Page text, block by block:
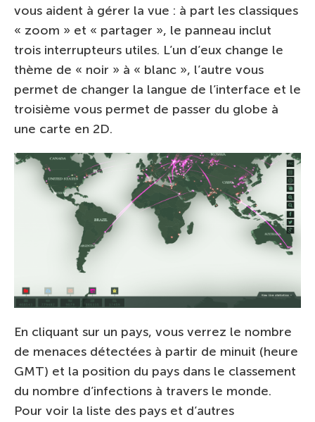
vous aident à gérer la vue : à part les classiques
« zoom » et « partager », le panneau inclut
trois interrupteurs utiles. L’un d’eux change le
thème de « noir » à « blanc », l’autre vous
permet de changer la langue de l’interface et le
troisième vous permet de passer du globe à
une carte en 2D.
En cliquant sur un pays, vous verrez le nombre
de menaces détectées à partir de minuit (heure
GMT) et la position du pays dans le classement
du nombre d’infections à travers le monde.
Pour voir la liste des pays et d’autres